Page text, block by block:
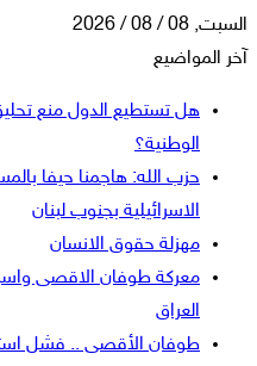
السبت, 08 / 08 / 2026
آخر المواضيع
هل تستطيع الدول منع
الوطنية؟
حزب الله: هاجمنا حيفا
الاسرائيلية بجنوب لبنان
مهزلة حقوق الانسان
معركة طوفان الاقصى
العراق
طوفان الأقصى .. فشل